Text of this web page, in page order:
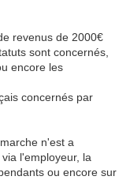
revenus de 2000€
sont concernés,
encore les
concernés par
n'est a
l'employeur, la
ou encore sur